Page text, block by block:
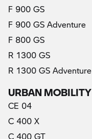
F 900 GS
F 900 GS Adventure
F 800 GS
R 1300 GS
R 1300 GS Adventure
URBAN MOBILITY
CE 04
C 400 X
C 400 GT